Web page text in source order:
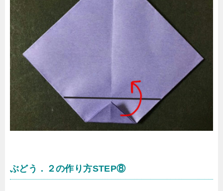
ぶどう．２の作り方STEP⑧